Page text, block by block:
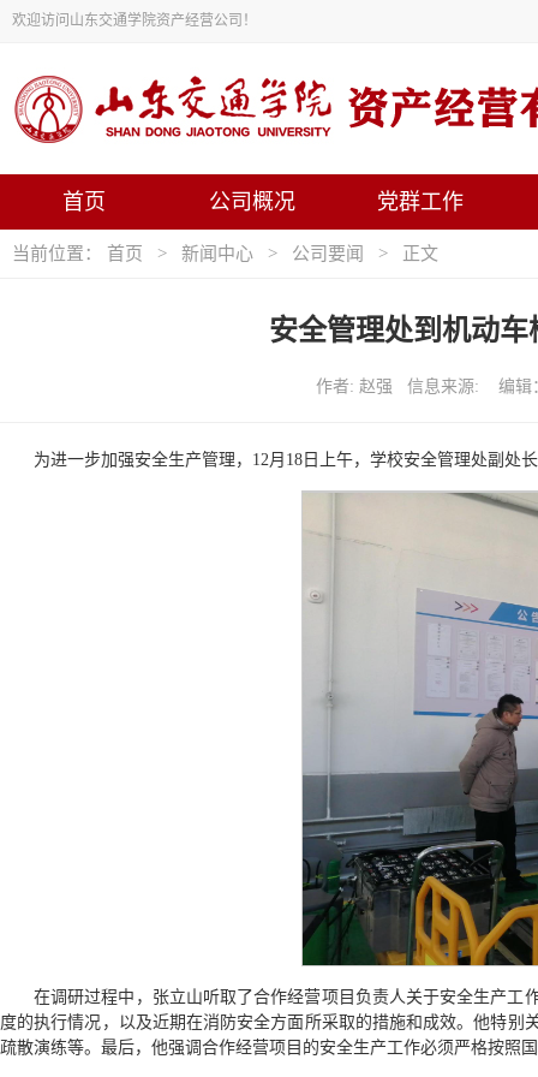
欢迎访问山东交通学院资产经营公司！
首页 公司概况 党群工作
当前位置： 首页 > 新闻中心 > 公司要闻 > 正文
安全管理处到机动
作者: 赵强 信息来源: 编辑
为进一步加强安全生产管理，12月18日上午，学校安全管理处副
在调研过程中，张立山听取了合作经营项目负责人关于安全生产
度的执行情况，以及近期在消防安全方面所采取的措施和成效。他特
疏散演练等。最后，他强调合作经营项目的安全生产工作必须严格按照